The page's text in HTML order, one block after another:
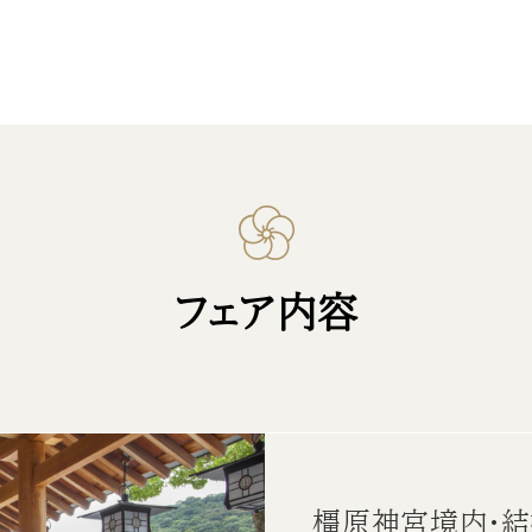
フェア内容
橿原神宮境内・